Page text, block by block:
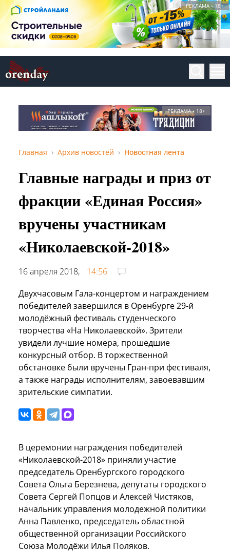
РЕКЛАМА • 18+
РЕКЛАМА • 18+
Главная Архив новостей Новостная лента
Главные награды и приз от
фракции «Единая Россия»
вручены участникам
«Николаевской-2018»
16 апреля 2018,
14:56
Двухчасовым Гала-концертом и награждением
победителей завершился в Оренбурге 29-й
молодёжный фестиваль студенческого
творчества «На Николаевской». Зрители
увидели лучшие номера, прошедшие
конкурсный отбор. В торжественной
обстановке были вручены Гран-при фестиваля,
а также награды исполнителям, завоевавшим
зрительские симпатии.
В церемонии награждения победителей
«Николаевской-2018» приняли участие
председатель Оренбургского городского
Совета Ольга Березнева, депутаты городского
Совета Сергей Попцов и Алексей Чистяков,
начальник управления молодежной политики
Анна Павленко, председатель областной
общественной организации Российского
Союза Молодёжи Илья Поляков.